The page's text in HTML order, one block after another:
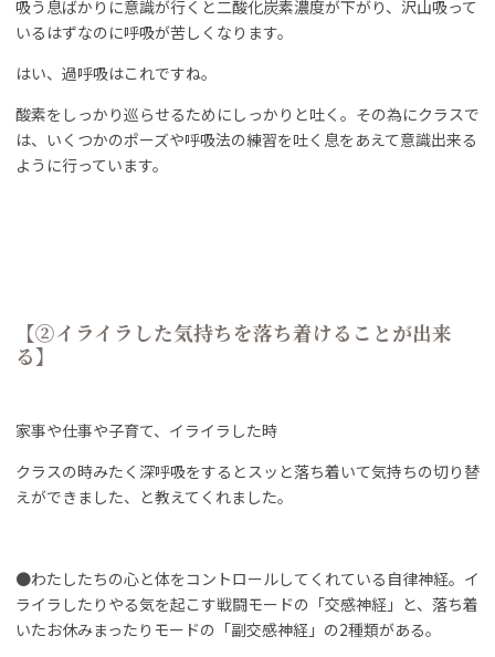
吸う息ばかりに意識が行くと二酸化炭素濃度が下がり、沢山吸って
いるはずなのに呼吸が苦しくなります。
はい、過呼吸はこれですね。
酸素をしっかり巡らせるためにしっかりと吐く。その為にクラスで
は、いくつかのポーズや呼吸法の練習を吐く息をあえて意識出来る
ように行っています。
【②イライラした気持ちを落ち着けることが出来
る】
家事や仕事や子育て、イライラした時
クラスの時みたく深呼吸をするとスッと落ち着いて気持ちの切り替
えができました、と教えてくれました。
●わたしたちの心と体をコントロールしてくれている自律神経。イ
ライラしたりやる気を起こす戦闘モードの「交感神経」と、落ち着
いたお休みまったりモードの「副交感神経」の2種類がある。